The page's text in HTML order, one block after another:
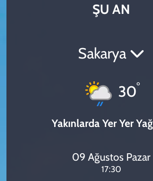
ŞU AN
Sakarya
30°
Yakınlarda Yer Yer
09 Ağustos Pazar
17:30